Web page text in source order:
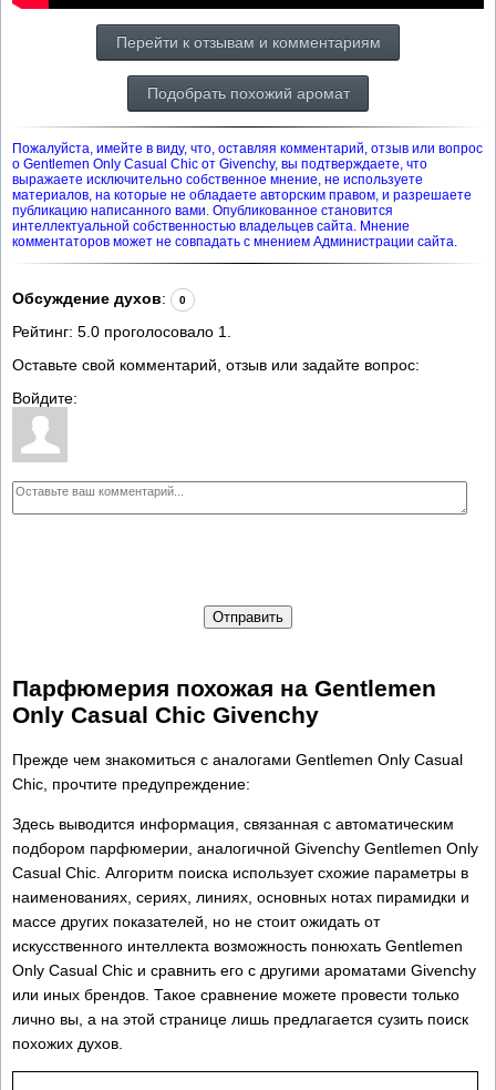
Перейти к отзывам и комментариям
Подобрать похожий аромат
Пожалуйста, имейте в виду, что, оставляя комментарий, отзыв или вопрос
о Gentlemen Only Casual Chic от Givenchy, вы подтверждаете, что
выражаете исключительно собственное мнение, не используете
материалов, на которые не обладаете авторским правом, и разрешаете
публикацию написанного вами. Опубликованное становится
интеллектуальной собственностью владельцев сайта. Мнение
комментаторов может не совпадать с мнением Администрации сайта.
Обсуждение духов: 0
Рейтинг: 5.0 проголосовало 1.
Оставьте свой комментарий, отзыв или задайте вопрос:
Войдите:
Отправить
Парфюмерия похожая на Gentlemen
Only Casual Chic Givenchy
Прежде чем знакомиться с аналогами Gentlemen Only Casual
Chic, прочтите предупреждение:
Здесь выводится информация, связанная с автоматическим
подбором парфюмерии, аналогичной Givenchy Gentlemen Only
Casual Chic. Алгоритм поиска использует схожие параметры в
наименованиях, сериях, линиях, основных нотах пирамидки и
массе других показателей, но не стоит ожидать от
искусственного интеллекта возможность понюхать Gentlemen
Only Casual Chic и сравнить его с другими ароматами Givenchy
или иных брендов. Такое сравнение можете провести только
лично вы, а на этой странице лишь предлагается сузить поиск
похожих духов.